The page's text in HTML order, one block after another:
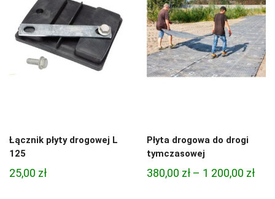
Łącznik płyty drogowej L
125
25,00 zł
Płyta drogowa do drogi
tymczasowej
380,00 zł – 1 200,00 zł